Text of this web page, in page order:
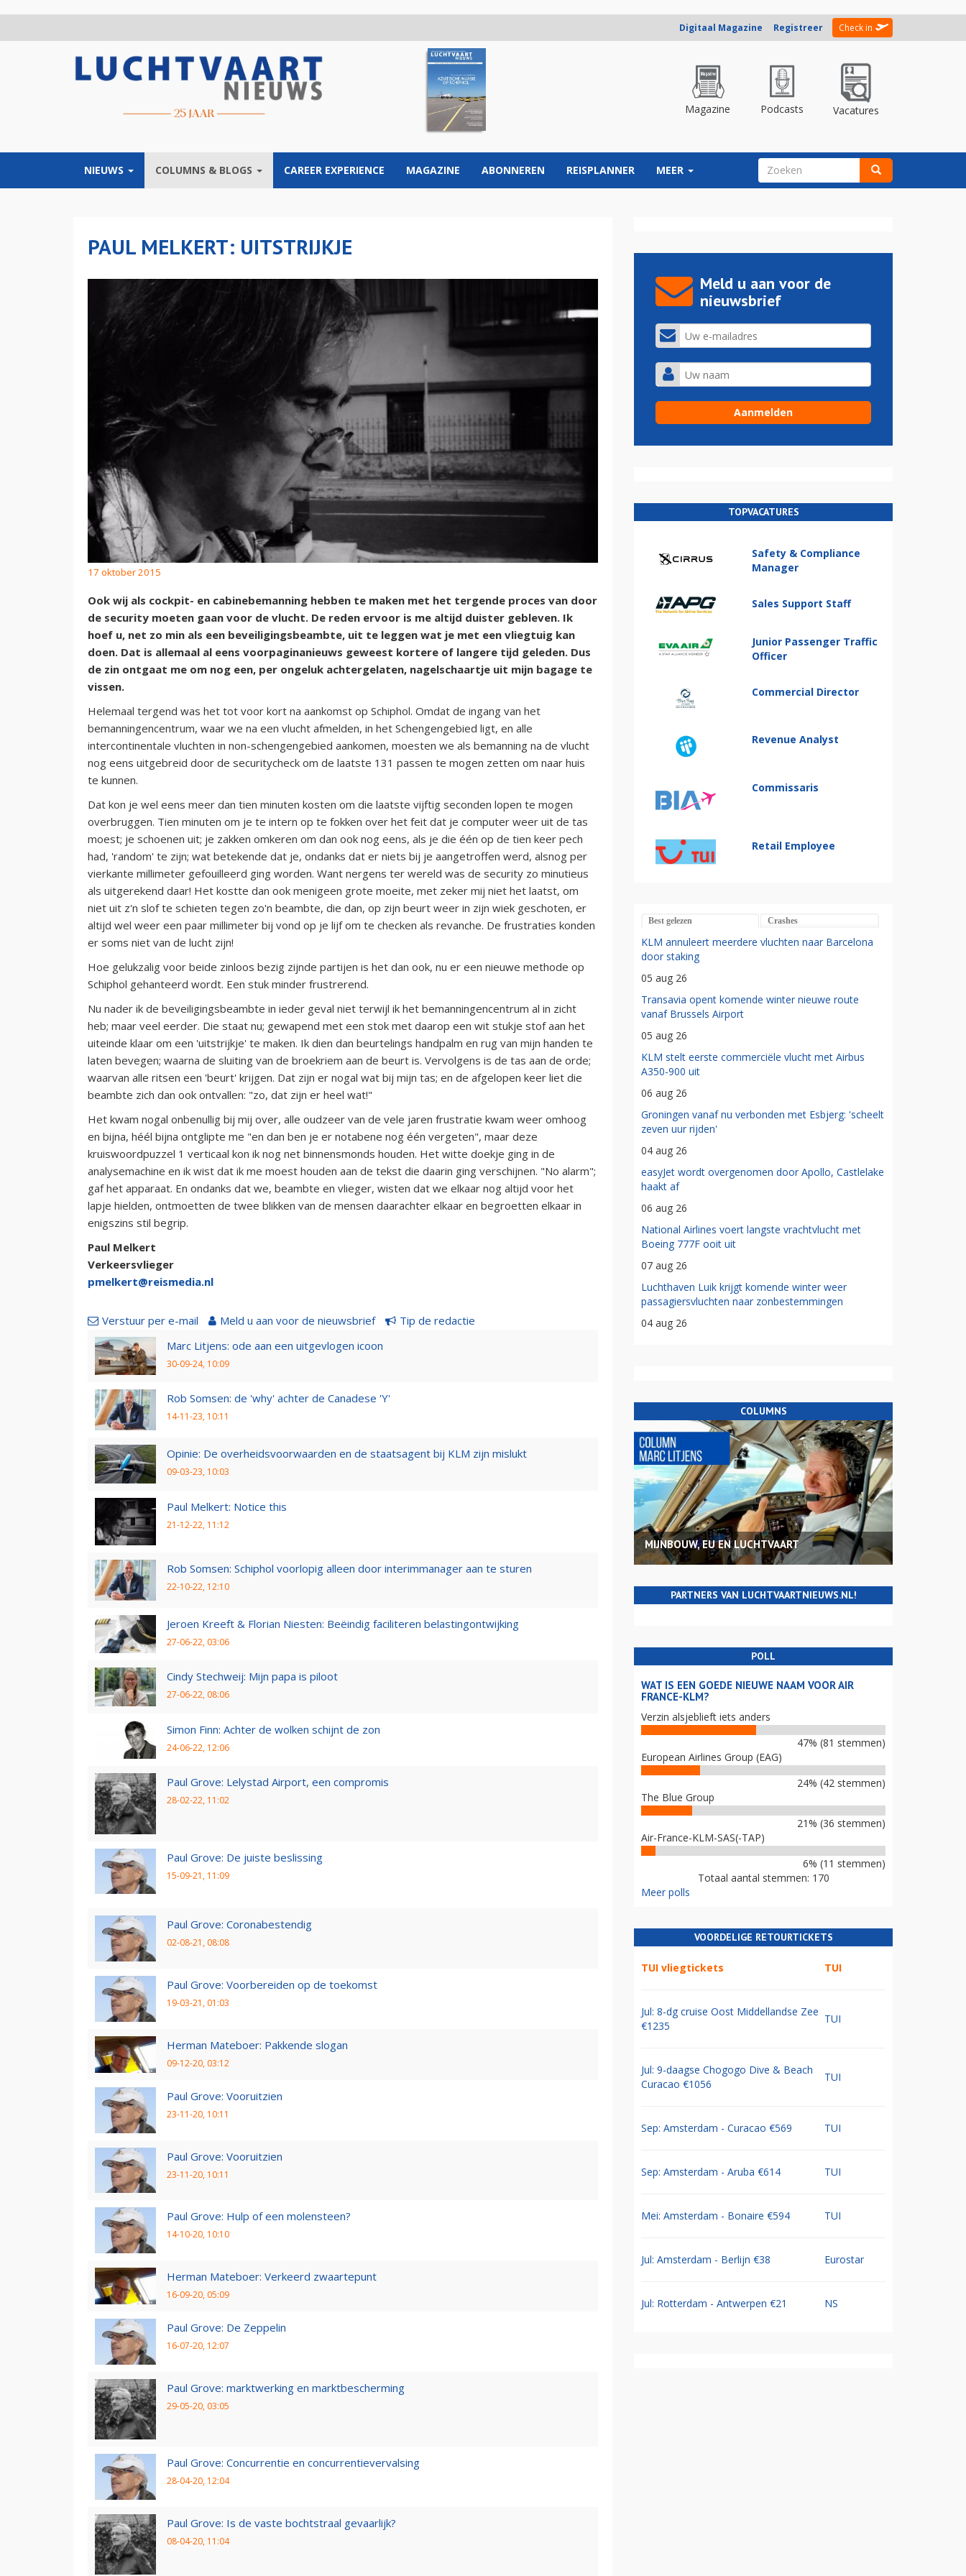
Digitaal Magazine Registreer Check in
Magazine Podcasts Vacatures
NIEUWS COLUMNS & BLOGS CAREER EXPERIENCE MAGAZINE ABONNEREN REISPLANNER MEER ZOEKVELD
PAUL MELKERT: UITSTRIJKJE
17 oktober 2015
Ook wij als cockpit- en cabinebemanning hebben te maken met het tergende proces van door
de security moeten gaan voor de vlucht. De reden ervoor is me altijd duister gebleven. Ik
hoef u, net zo min als een beveiligingsbeambte, uit te leggen wat je met een vliegtuig kan
doen. Dat is allemaal al eens voorpaginanieuws geweest kortere of langere tijd geleden. Dus
de zin ontgaat me om nog een, per ongeluk achtergelaten, nagelschaartje uit mijn bagage te
vissen.
Helemaal tergend was het tot voor kort na aankomst op Schiphol. Omdat de ingang van het
bemanningencentrum, waar we na een vlucht afmelden, in het Schengengebied ligt, en alle
intercontinentale vluchten in non-schengengebied aankomen, moesten we als bemanning na de vlucht
nog eens uitgebreid door de securitycheck om de laatste 131 passen te mogen zetten om naar huis
te kunnen.
Dat kon je wel eens meer dan tien minuten kosten om die laatste vijftig seconden lopen te mogen
overbruggen. Tien minuten om je te intern op te fokken over het feit dat je computer weer uit de tas
moest; je schoenen uit; je zakken omkeren om dan ook nog eens, als je die één op de tien keer pech
had, 'random' te zijn; wat betekende dat je, ondanks dat er niets bij je aangetroffen werd, alsnog per
vierkante millimeter gefouilleerd ging worden. Want nergens ter wereld was de security zo minutieus
als uitgerekend daar! Het kostte dan ook menigeen grote moeite, met zeker mij niet het laatst, om
niet uit z'n slof te schieten tegen zo'n beambte, die dan, op zijn beurt weer in zijn wiek geschoten, er
altijd wel weer een paar millimeter bij vond op je lijf om te checken als revanche. De frustraties konden
er soms niet van de lucht zijn!
Hoe gelukzalig voor beide zinloos bezig zijnde partijen is het dan ook, nu er een nieuwe methode op
Schiphol gehanteerd wordt. Een stuk minder frustrerend.
Nu nader ik de beveiligingsbeambte in ieder geval niet terwijl ik het bemanningencentrum al in zicht
heb; maar veel eerder. Die staat nu; gewapend met een stok met daarop een wit stukje stof aan het
uiteinde klaar om een 'uitstrijkje' te maken. Ik dien dan beurtelings handpalm en rug van mijn handen te
laten bevegen; waarna de sluiting van de broekriem aan de beurt is. Vervolgens is de tas aan de orde;
waarvan alle ritsen een 'beurt' krijgen. Dat zijn er nogal wat bij mijn tas; en de afgelopen keer liet die
beambte zich dan ook ontvallen: "zo, dat zijn er heel wat!"
Het kwam nogal onbenullig bij mij over, alle oudzeer van de vele jaren frustratie kwam weer omhoog
en bijna, héél bijna ontglipte me "en dan ben je er notabene nog één vergeten", maar deze
kruiswoordpuzzel 1 verticaal kon ik nog net binnensmonds houden. Het witte doekje ging in de
analysemachine en ik wist dat ik me moest houden aan de tekst die daarin ging verschijnen. "No alarm";
gaf het apparaat. En ondanks dat we, beambte en vlieger, wisten dat we elkaar nog altijd voor het
lapje hielden, ontmoetten de twee blikken van de mensen daarachter elkaar en begroetten elkaar in
enigszins stil begrip.
Paul Melkert
Verkeersvlieger
pmelkert@reismedia.nl
Verstuur per e-mail Meld u aan voor de nieuwsbrief
Tip de redactie
Marc Litjens: ode aan een uitgevlogen icoon
30-09-24, 10:09
Rob Somsen: de 'why' achter de Canadese 'Y'
14-11-23, 10:11
Opinie: De overheidsvoorwaarden en de staatsagent bij KLM zijn mislukt
09-03-23, 10:03
Paul Melkert: Notice this
21-12-22, 11:12
Rob Somsen: Schiphol voorlopig alleen door interimmanager aan te sturen
22-10-22, 12:10
Jeroen Kreeft & Florian Niesten: Beëindig faciliteren belastingontwijking
27-06-22, 03:06
Cindy Stechweij: Mijn papa is piloot
27-06-22, 08:06
Simon Finn: Achter de wolken schijnt de zon
24-06-22, 12:06
Paul Grove: Lelystad Airport, een compromis
28-02-22, 11:02
Paul Grove: De juiste beslissing
15-09-21, 11:09
Paul Grove: Coronabestendig
02-08-21, 08:08
Paul Grove: Voorbereiden op de toekomst
19-03-21, 01:03
Herman Mateboer: Pakkende slogan
09-12-20, 03:12
Paul Grove: Vooruitzien
23-11-20, 10:11
Paul Grove: Vooruitzien
23-11-20, 10:11
Paul Grove: Hulp of een molensteen?
14-10-20, 10:10
Herman Mateboer: Verkeerd zwaartepunt
16-09-20, 05:09
Paul Grove: De Zeppelin
16-07-20, 12:07
Paul Grove: marktwerking en marktbescherming
29-05-20, 03:05
Paul Grove: Concurrentie en concurrentievervalsing
28-04-20, 12:04
Paul Grove: Is de vaste bochtstraal gevaarlijk?
08-04-20, 11:04
Meld u aan voor de
nieuwsbrief
TOPVACATURES
Safety & Compliance
Manager
Sales Support Staff
Junior Passenger Traffic
Officer
Commercial Director
Revenue Analyst
Commissaris
Retail Employee
Best gelezen Crashes
KLM annuleert meerdere vluchten naar Barcelona
door staking
05 aug 26
Transavia opent komende winter nieuwe route
vanaf Brussels Airport
05 aug 26
KLM stelt eerste commerciële vlucht met Airbus
A350-900 uit
06 aug 26
Groningen vanaf nu verbonden met Esbjerg: 'scheelt
zeven uur rijden'
04 aug 26
easyJet wordt overgenomen door Apollo, Castlelake
haakt af
06 aug 26
National Airlines voert langste vrachtvlucht met
Boeing 777F ooit uit
07 aug 26
Luchthaven Luik krijgt komende winter weer
passagiersvluchten naar zonbestemmingen
04 aug 26
COLUMNS
MIJNBOUW, EU EN LUCHTVAART
PARTNERS VAN LUCHTVAARTNIEUWS.NL!
POLL
WAT IS EEN GOEDE NIEUWE NAAM VOOR AIR
FRANCE-KLM?
Verzin alsjeblieft iets anders
47% (81 stemmen)
European Airlines Group (EAG)
24% (42 stemmen)
The Blue Group
21% (36 stemmen)
Air-France-KLM-SAS(-TAP)
6% (11 stemmen)
Totaal aantal stemmen: 170
Meer polls
VOORDELIGE RETOURTICKETS
TUI vliegtickets TUI
Jul: 8-dg cruise Oost Middellandse Zee
€1235
TUI
Jul: 9-daagse Chogogo Dive & Beach
Curacao €1056
TUI
Sep: Amsterdam - Curacao €569 TUI
Sep: Amsterdam - Aruba €614 TUI
Mei: Amsterdam - Bonaire €594 TUI
Jul: Amsterdam - Berlijn €38 Eurostar
Jul: Rotterdam - Antwerpen €21 NS